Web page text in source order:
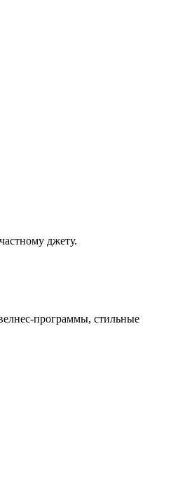
джету.
программы, стильные